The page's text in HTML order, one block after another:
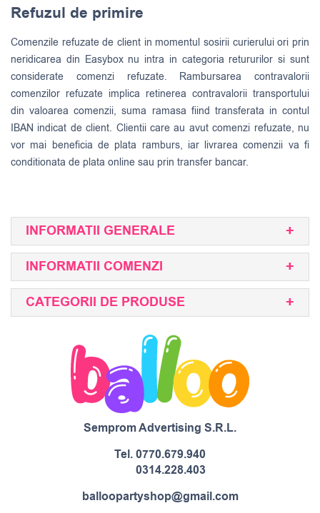
Refuzul de primire
Comenzile refuzate de client in momentul sosirii curierului ori prin
neridicarea din Easybox nu intra in categoria retururilor si sunt
considerate comenzi refuzate. Rambursarea contravalorii
comenzilor refuzate implica retinerea contravalorii transportului
din valoarea comenzii, suma ramasa fiind transferata in contul
IBAN indicat de client. Clientii care au avut comenzi refuzate, nu
vor mai beneficia de plata ramburs, iar livrarea comenzii va fi
conditionata de plata online sau prin transfer bancar.
INFORMATII GENERALE
INFORMATII COMENZI
CATEGORII DE PRODUSE
Semprom Advertising S.R.L.
Tel.0770.679.940
0314.228.403
balloopartyshop@gmail.com